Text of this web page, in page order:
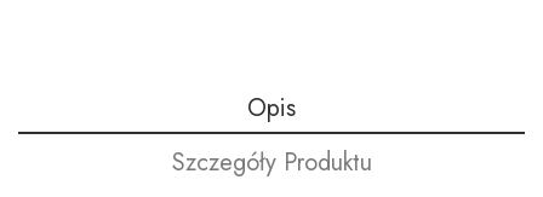
Opis
Szczegóły Produktu